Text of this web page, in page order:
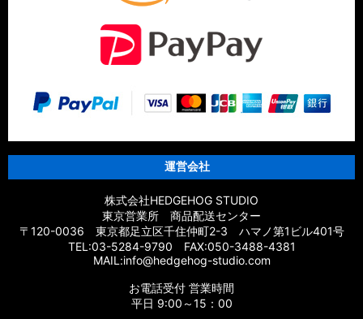
運営会社
株式会社HEDGEHOG STUDIO
東京営業所 商品配送センター
〒120-0036 東京都足立区千住仲町2-3 ハマノ第1ビル401号
TEL:03-5284-9790 FAX:050-3488-4381
MAIL:info@hedgehog-studio.com
お電話受付 営業時間
平日 9:00～15：00